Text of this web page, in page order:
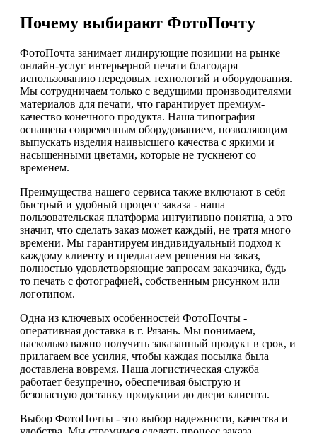
Почему выбирают ФотоПочту
ФотоПочта занимает лидирующие позиции на рынке
онлайн-услуг интерьерной печати благодаря
использованию передовых технологий и оборудования.
Мы сотрудничаем только с ведущими производителями
материалов для печати, что гарантирует премиум-
качество конечного продукта. Наша типография
оснащена современным оборудованием, позволяющим
выпускать изделия наивысшего качества с яркими и
насыщенными цветами, которые не тускнеют со
временем.
Преимущества нашего сервиса также включают в себя
быстрый и удобный процесс заказа - наша
пользовательская платформа интуитивно понятна, а это
значит, что сделать заказ может каждый, не тратя много
времени. Мы гарантируем индивидуальный подход к
каждому клиенту и предлагаем решения на заказ,
полностью удовлетворяющие запросам заказчика, будь
то печать с фотографией, собственным рисунком или
логотипом.
Одна из ключевых особенностей ФотоПочты -
оперативная доставка в г. Рязань. Мы понимаем,
насколько важно получить заказанный продукт в срок, и
прилагаем все усилия, чтобы каждая посылка была
доставлена вовремя. Наша логистическая служба
работает безупречно, обеспечивая быструю и
безопасную доставку продукции до двери клиента.
Выбор ФотоПочты - это выбор надежности, качества и